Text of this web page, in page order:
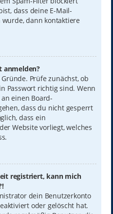
dass deine E-Mail-
dann kontaktiere
anmelden?
Prüfe zunächst, ob
Passwort richtig sind. Wenn
einen Board-
dass du nicht gesperrt
dass ein
Website vorliegt, welches
registriert, kann mich
dein Benutzerkonto
oder gelöscht hat.